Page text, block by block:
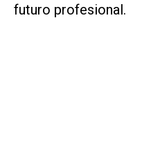
futuro profesional.